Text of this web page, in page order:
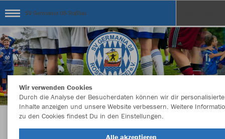
SV Germania 08 Roßlau
Herzlich Willkommen im Teamshop SV
Wir verwenden Cookies
Durch die Analyse der Besucherdaten können wir dir personalisierte
Inhalte anzeigen und unsere Website verbessern. Weitere
zu den Cookies findest Du in den Einstellungen.
Alle akzeptieren